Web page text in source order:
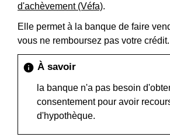
d'achèvement (Véfa).
Elle permet à la banque de faire
vous ne remboursez pas votre crédit.
info À savoir
la banque n'a pas besoin
consentement pour avoir
d'hypothèque.